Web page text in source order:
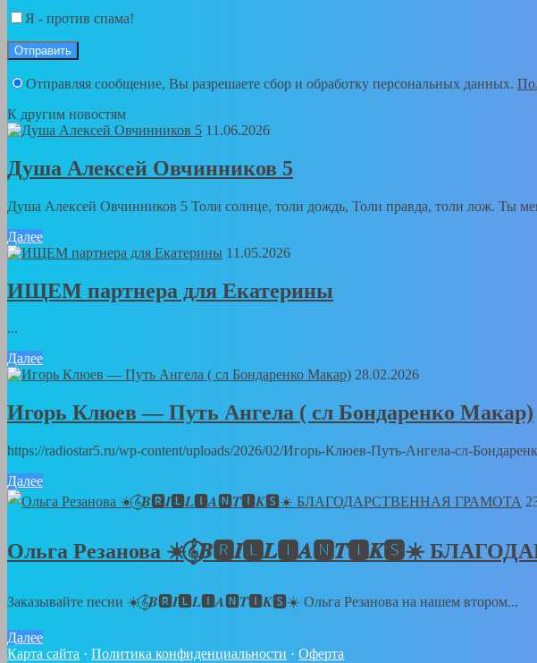
Я - против спама!
Отправляя сообщение, Вы разрешаете сбор и обработку персональных данных.
К другим новостям
11.06.2026
Душа Алексей Овчинников 5
Душа Алексей Овчинников 5 Толи солнце, толи дождь, Толи правда, толи лож. Ты
Далее
11.05.2026
ИЩЕМ партнера для Екатерины
...
Далее
28.02.2026
Игорь Клюев — Путь Ангела ( сл Бондаренко Макар)
https://radiostar5.ru/wp-content/uploads/2026/02/Игорь-Клюев-Путь-Ангела-сл-
Далее
Ольга Резанова ☀️𝄞⃝𝑩🆁𝑰🅻𝑳🅸𝑨🅽𝑻🅸𝑲🆂☀️
Заказывайте песни ☀️𝄞⃝𝑩🆁𝑰🅻𝑳🅸𝑨🅽𝑻🅸𝑲🆂☀️ Ольга Резанова на нашем втором...
Далее
Карта сайта · Политика конфиденциальности · Оферта